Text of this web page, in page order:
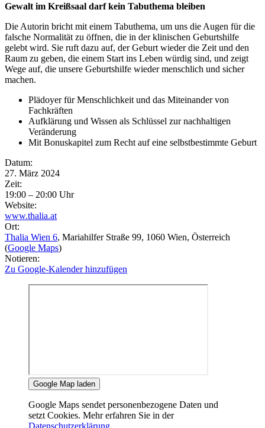
Gewalt im Kreißsaal darf kein Tabuthema bleiben
Die Autorin bricht mit einem Tabuthema, um uns die Augen für die
falsche Normalität zu öffnen, die in der klinischen Geburtshilfe
gelebt wird. Sie ruft dazu auf, der Geburt wieder die Zeit und den
Raum zu geben, die einem Start ins Leben würdig sind, und zeigt
Wege auf, die unsere Geburtshilfe wieder menschlich und sicher
machen.
Plädoyer für Menschlichkeit und das Miteinander von
Fachkräften
Aufklärung und Wissen als Schlüssel zur nachhaltigen
Veränderung
Mit Bonuskapitel zum Recht auf eine selbstbestimmte Geburt
Eventdetails
Datum:
27. März 2024
Zeit:
19:00 – 20:00 Uhr
Website:
www.thalia.at
Ort:
Thalia Wien 6, Mariahilfer Straße 99, 1060 Wien, Österreich
(Google Maps)
Notieren:
Zu Google-Kalender hinzufügen
Google Map laden
Google Maps sendet personenbezogene Daten und
setzt Cookies. Mehr erfahren Sie in der
Datenschutzerklärung.